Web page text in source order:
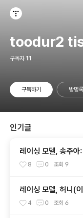
toodur2
구독자 11
구독하기 방명록
인기글
레이싱 모델, 송주
8 0 조회 9
레이싱 모델, 허니(
보트쇼
4 0 조회 6